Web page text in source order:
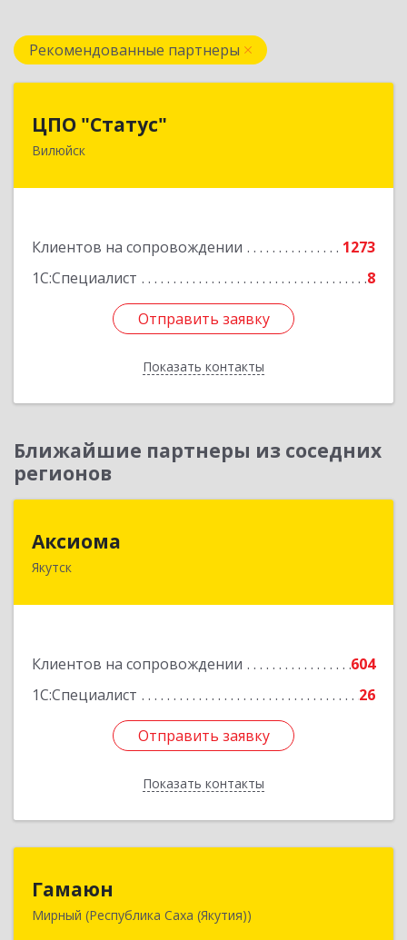
Рекомендованные партнеры
ЦПО "Статус"
Вилюйск
Клиентов на сопровождении
1273
1С:Специалист
8
Отправить заявку
Показать контакты
677000, Саха /Якутия/ Респ, Якутск г, Ленина пр-
Отправить заявку
Назад
Ближайшие партнеры из соседних
регионов
Аксиома
Якутск
Клиентов на сопровождении
604
1С:Специалист
26
Отправить заявку
Показать контакты
677000, Саха /Якутия/ Респ, Якутск г, Чиряева
Отправить заявку
Назад
Гамаюн
Мирный (Республика Саха (Якутия))
678170, Саха /Якутия/ Респ, Мирнинский у,